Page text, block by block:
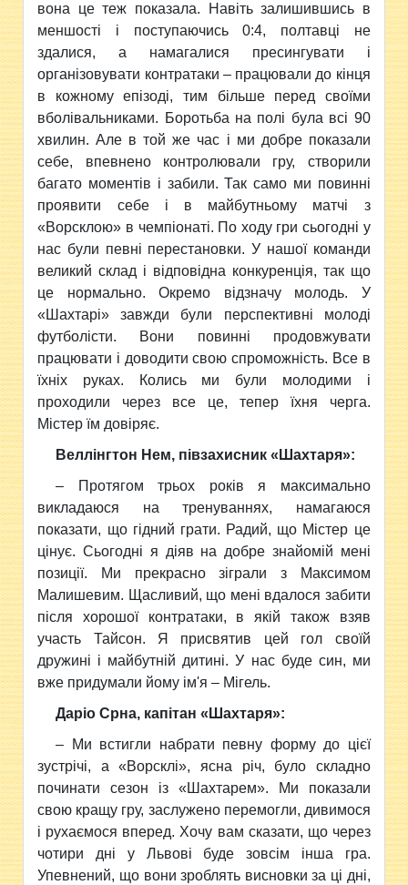
вона це теж показала. Навіть залишившись в
меншості і поступаючись 0:4, полтавці не
здалися, а намагалися пресингувати і
організовувати контратаки – працювали до кінця
в кожному епізоді, тим більше перед своїми
вболівальниками. Боротьба на полі була всі 90
хвилин. Але в той же час і ми добре показали
себе, впевнено контролювали гру, створили
багато моментів і забили. Так само ми повинні
проявити себе і в майбутньому матчі з
«Ворсклою» в чемпіонаті. По ходу гри сьогодні у
нас були певні перестановки. У нашої команди
великий склад і відповідна конкуренція, так що
це нормально. Окремо відзначу молодь. У
«Шахтарі» завжди були перспективні молоді
футболісти. Вони повинні продовжувати
працювати і доводити свою спроможність. Все в
їхніх руках. Колись ми були молодими і
проходили через все це, тепер їхня черга.
Містер їм довіряє.
Веллінгтон Нем, півзахисник «Шахтаря»:
– Протягом трьох років я максимально
викладаюся на тренуваннях, намагаюся
показати, що гідний грати. Радий, що Містер це
цінує. Сьогодні я діяв на добре знайомій мені
позиції. Ми прекрасно зіграли з Максимом
Малишевим. Щасливий, що мені вдалося забити
після хорошої контратаки, в якій також взяв
участь Тайсон. Я присвятив цей гол своїй
дружині і майбутній дитині. У нас буде син, ми
вже придумали йому ім'я – Мігель.
Даріо Срна, капітан «Шахтаря»:
–
Ми встигли набрати певну форму до цієї
зустрічі, а «Ворсклі», ясна річ, було складно
починати сезон із «Шахтарем». Ми показали
свою кращу гру, заслужено перемогли, дивимося
і рухаємося вперед. Хочу вам сказати, що через
чотири дні у Львові буде зовсім інша гра.
Упевнений, що вони зроблять висновки за ці дні,